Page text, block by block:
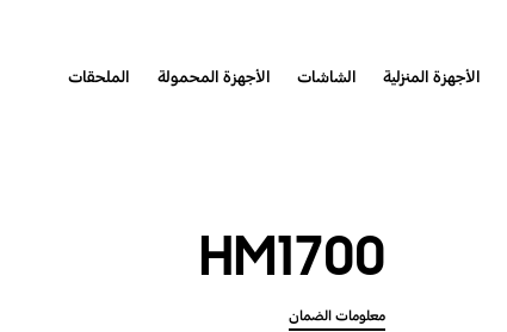
الأجهزة المنزلية الشاشات الأجهزة المحمولة الملحقات
HM1700
معلومات الضمان